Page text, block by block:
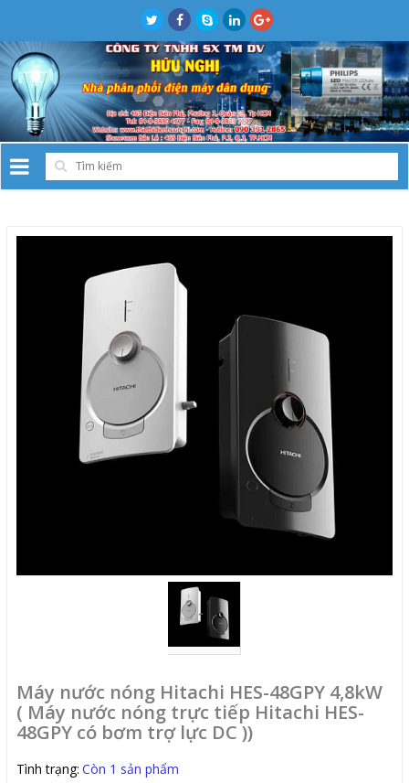
Máy nước nóng Hitachi HES-48GPY 4,8kW
( Máy nước nóng trực tiếp Hitachi HES-
48GPY có bơm trợ lực DC ))
Tình trạng: Còn 1 sản phẩm